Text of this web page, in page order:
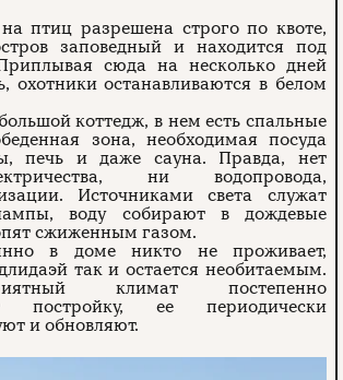
птиц разрешена строго по квоте,
заповедный и находится под
сюда на несколько дней
охотники останавливаются в белом
коттедж, в нем есть спальные
зона, необходимая посуда
печь и даже сауна. Правда, нет
ни водопровода,
Источниками света служат
воду собирают в дождевые
сжиженным газом.
в доме никто не проживает,
так и остается необитаемым.
климат постепенно
постройку, ее периодически
и обновляют.